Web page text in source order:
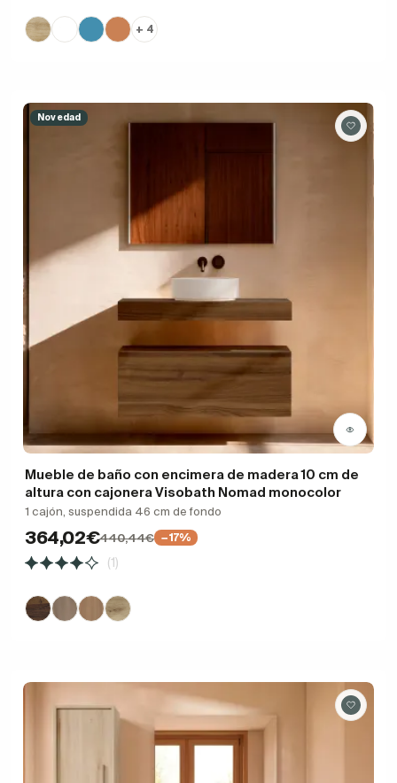
+ 4
Novedad
Mueble de baño con encimera de madera 10 cm de
altura con cajonera Visobath Nomad monocolor
1 cajón, suspendida 46 cm de fondo
364,02€440,44€ −17%
(1)